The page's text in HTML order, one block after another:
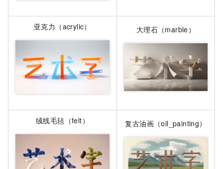
亚克力（acrylic） 大理石（marble）
绒线毛毡（felt） 复古油画（oil_painting）